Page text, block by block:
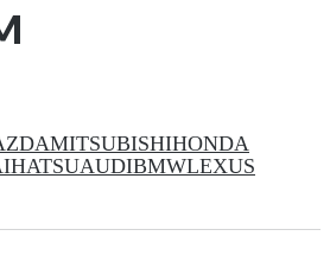
MITSUBISHIHONDA
AUDIBMWLEXUS